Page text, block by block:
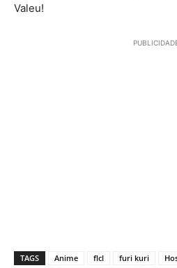
Valeu!
TAGS Anime flcl furi kuri